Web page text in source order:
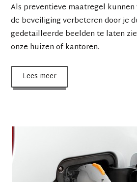
Als preventieve maatregel
de beveiliging verbeteren door je
gedetailleerde beelden te laten
onze huizen of kantoren.
Lees meer